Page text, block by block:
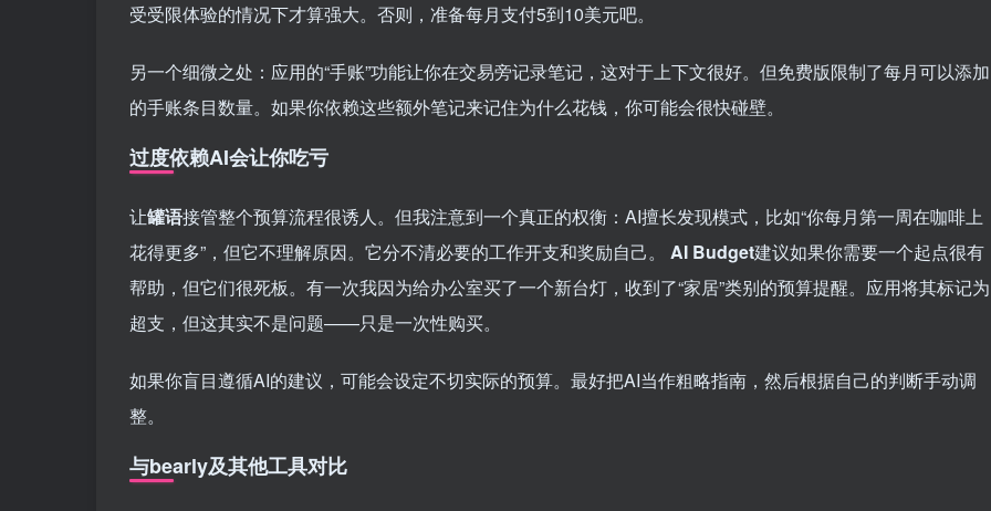
受受限体验的情况下才算强大。否则，准备每月支付5到10美元吧。
另一个细微之处：应用的“手账”功能让你在交易旁记录笔记，这对于上下文很好。但免费版限制了每月可以添加
的手账条目数量。如果你依赖这些额外笔记来记住为什么花钱，你可能会很快碰壁。
过度依赖AI会让你吃亏
让罐语接管整个预算流程很诱人。但我注意到一个真正的权衡：AI擅长发现模式，比如“你每月第一周在咖啡上
花得更多”，但它不理解原因。它分不清必要的工作开支和奖励自己。 AI Budget建议如果你需要一个起点很有
帮助，但它们很死板。有一次我因为给办公室买了一个新台灯，收到了“家居”类别的预算提醒。应用将其标记为
超支，但这其实不是问题——只是一次性购买。
如果你盲目遵循AI的建议，可能会设定不切实际的预算。最好把AI当作粗略指南，然后根据自己的判断手动调
整。
与bearly及其他工具对比